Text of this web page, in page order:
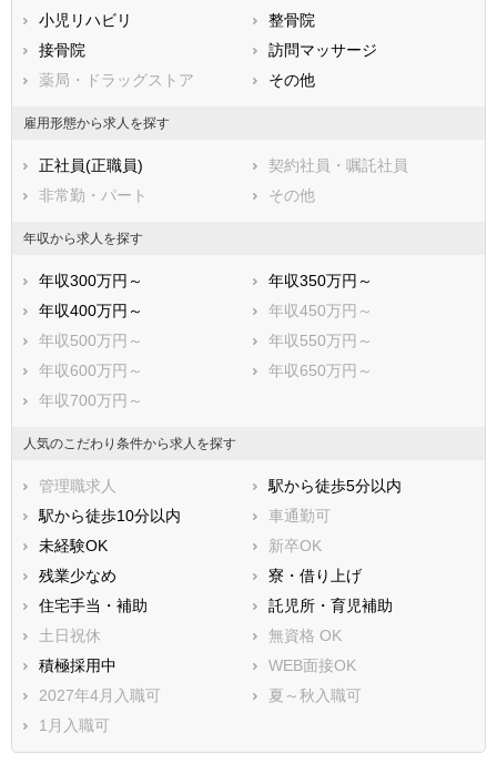
鳥取県
広島県
徳島県
香川県
愛媛県
鹿児島県
小児リハビリ
整骨院
接骨院
訪問マッサージ
薬局・ドラッグストア
その他
雇用形態から求人を探す
正社員(正職員)
契約社員・嘱託社員
非常勤・パート
その他
年収から求人を探す
年収300万円～
年収350万円～
年収400万円～
年収450万円～
年収500万円～
年収550万円～
年収600万円～
年収650万円～
年収700万円～
人気のこだわり条件から求人を探す
管理職求人
駅から徒歩5分以内
駅から徒歩10分以内
車通勤可
未経験OK
新卒OK
残業少なめ
寮・借り上げ
住宅手当・補助
託児所・育児補助
土日祝休
無資格 OK
積極採用中
WEB面接OK
2027年4月入職可
夏～秋入職可
1月入職可